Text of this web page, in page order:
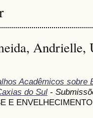
Andrielle,
Acadêmicos sobre
do Sul -
E